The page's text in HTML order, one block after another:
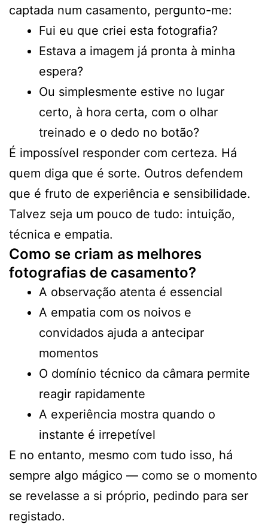
captada num casamento, pergunto-me:
Fui eu que criei esta fotografia?
Estava a imagem já pronta à minha
espera?
Ou simplesmente estive no lugar
certo, à hora certa, com o olhar
treinado e o dedo no botão?
É impossível responder com certeza. Há
quem diga que é sorte. Outros defendem
que é fruto de experiência e sensibilidade.
Talvez seja um pouco de tudo: intuição,
técnica e empatia.
Como se criam as melhores
fotografias de casamento?
A observação atenta é essencial
A empatia com os noivos e
convidados ajuda a antecipar
momentos
O domínio técnico da câmara permite
reagir rapidamente
A experiência mostra quando o
instante é irrepetível
E no entanto, mesmo com tudo isso, há
sempre algo mágico — como se o momento
se revelasse a si próprio, pedindo para ser
registado.